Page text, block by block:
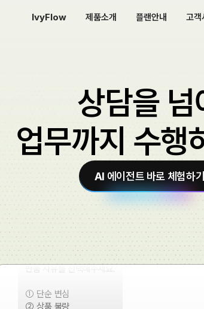
IvyFlow 제품소개
전문가가 다 해주는 맞춤 컨설팅
다해줌 서비스
우리 기업에 딱 맞는 커스터마이징
해피톡 구축형 솔루션
플랜안내 고객
안녕하세요,
주문 확인되었습니다.
📦 주문번호 20260202-1451
• 상품: 후드 집업
• 배송 완료일: 3일 전
현재 반품 신청이 가능한 기간입니다.
반품 사유를 선택해주세요.
① 단순 변심
② 상품 불량
③ 오배송
상담을 넘
업무까지 수행
AI 에이전트 바로 체험하기